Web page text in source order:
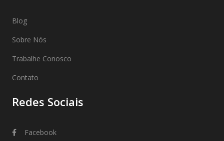
Blog
Sobre Nós
Trabalhe Conosco
Contato
Redes Sociais
Facebook